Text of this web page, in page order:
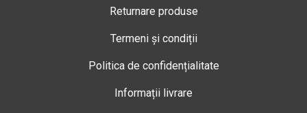
Returnare produse
Termeni și condiții
Politica de confidențialitate
Informații livrare